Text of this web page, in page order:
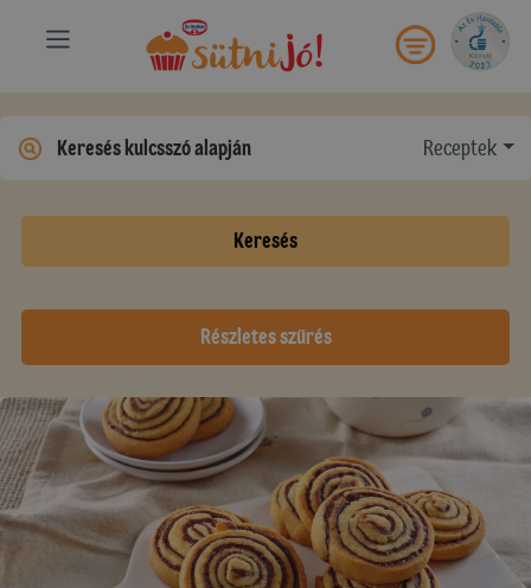
Receptek
Keresés
Részletes szűrés